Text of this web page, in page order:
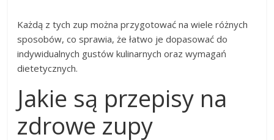
Każdą z tych zup można przygotować na wiele różnych
sposobów, co sprawia, że łatwo je dopasować do
indywidualnych gustów kulinarnych oraz wymagań
dietetycznych.
Jakie są przepisy na
zdrowe zupy